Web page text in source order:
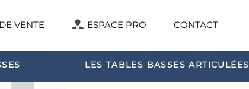
VENTE ESPACE PRO CONTACT
LES TABLES BASSES ARTICULÉES